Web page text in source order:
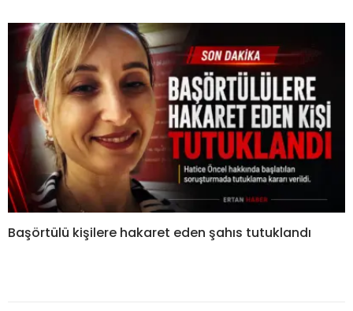
Başörtülü kişilere hakaret eden şahıs tutuklandı